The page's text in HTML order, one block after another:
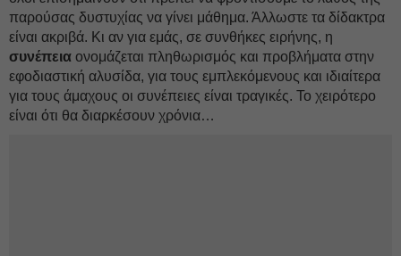
παρούσας δυστυχίας να γίνει μάθημα. Άλλωστε τα δίδακτρα
είναι ακριβά. Κι αν για εμάς, σε συνθήκες ειρήνης, η
συνέπεια ονομάζεται πληθωρισμός και προβλήματα στην
εφοδιαστική αλυσίδα, για τους εμπλεκόμενους και ιδιαίτερα
για τους άμαχους οι συνέπειες είναι τραγικές. Το χειρότερο
είναι ότι θα διαρκέσουν χρόνια…